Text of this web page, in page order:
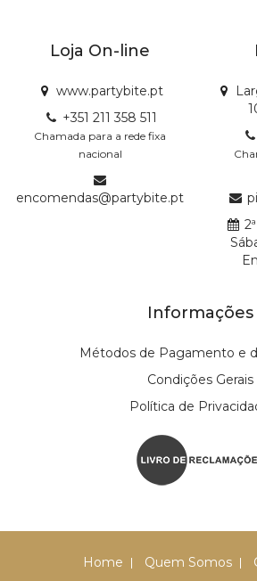
Loja On-line
www.partybite.pt
+351 211 358 511
Chamada para a rede fixa
nacional
encomendas@partybite.pt
Informações
Métodos de Pagamento e
Condições Gerais
Política de
Home Quem Somos